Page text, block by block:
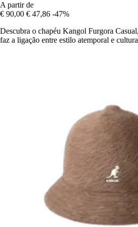
A partir de
€ 90,00 € 47,86 -47%
Descubra o chapéu Kangol Furgora
faz a ligação entre estilo atemporal e